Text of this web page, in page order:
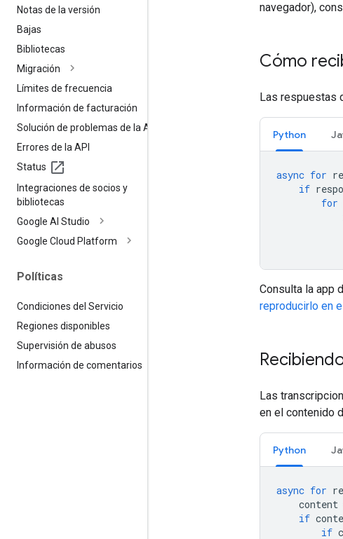
Notas de la versión
Bajas
Bibliotecas
Migración
Límites de frecuencia
Información de facturación
Solución de problemas de la API
Errores de la API
Status
Integraciones de socios y
bibliotecas
Google AI Studio
Google Cloud Platform
Políticas
Condiciones del Servicio
Regiones disponibles
Supervisión de abusos
Información de comentarios
navegador),
Cómo
Las respuestas
Python
async for
if
for
Consulta la app
reproducirlo en
Las
en el contenido
Python
async for
content
if
if